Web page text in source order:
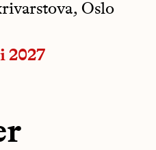
Oslo
2027